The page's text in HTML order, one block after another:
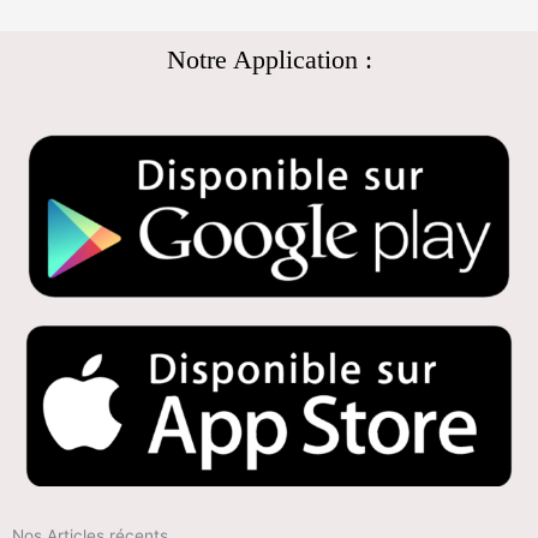
Notre Application :